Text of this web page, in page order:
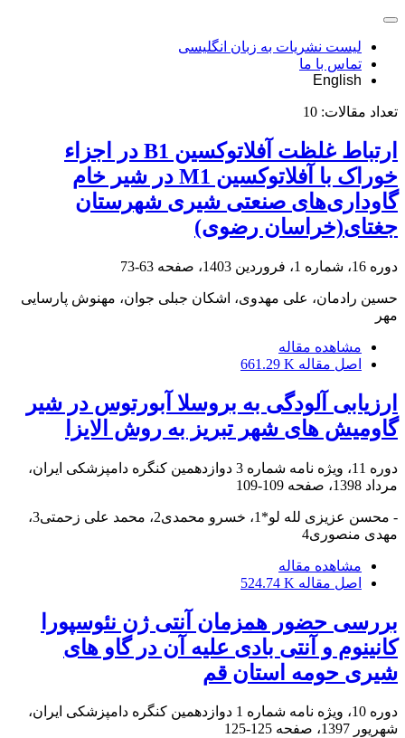
لیست نشریات به زبان انگلیسی
تماس با ما
English
تعداد مقالات: 10
ارتباط غلظت آفلاتوکسین B1 در اجزاء
خوراک با آفلاتوکسین M1 در شیر خام
گاوداری‌های صنعتی شیری شهرستان
جغتای(خراسان رضوی)
دوره 16، شماره 1، فروردین 1403، صفحه 63-73
حسین رادمان، علی مهدوی، اشکان جبلی جوان، مهنوش پارسایی
مهر
مشاهده مقاله
اصل مقاله 661.29 K
ارزیابی آلودگی به بروسلا آبورتوس در شیر
گاومیش های شهر تبریز به روش الایزا
دوره 11، ویژه نامه شماره 3 دوازدهمین کنگره دامپزشکی ایران،
مرداد 1398، صفحه
109-109
- محسن عزیزی لله لو*1، خسرو محمدی2، محمد علی زحمتی3،
مهدی منصوری4
مشاهده مقاله
اصل مقاله 524.74 K
بررسی حضور همزمان آنتی ژن نئوسپورا
کانینوم و آنتی بادی علیه آن در گاو های
شیری حومه استان قم
دوره 10، ویژه نامه شماره 1 دوازدهمین کنگره دامپزشکی ایران،
شهریور 1397، صفحه
125-125